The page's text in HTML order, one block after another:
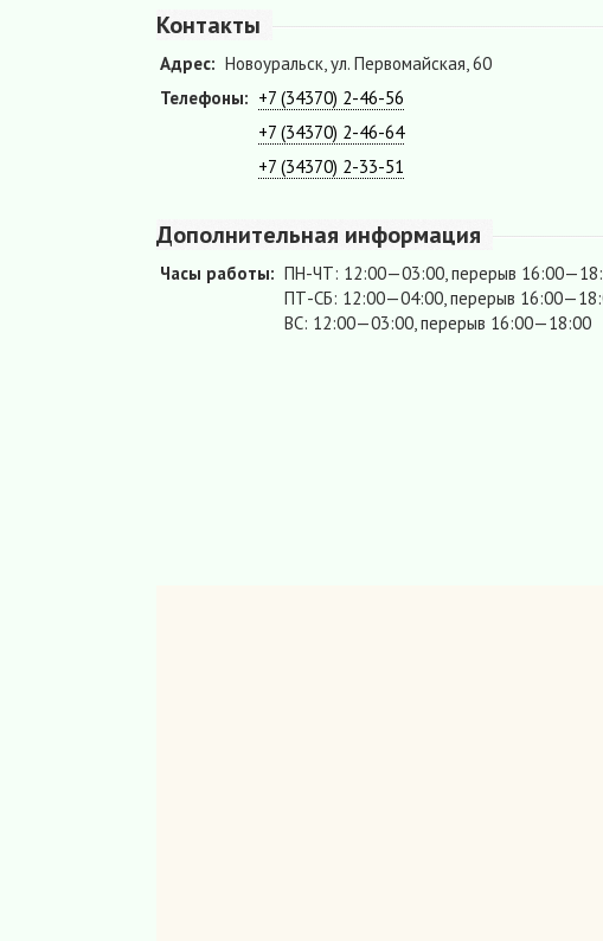
Контакты
Адрес: Новоуральск, ул. Первомайская, 60
Телефоны: +7 (34370) 2-46-56
+7 (34370) 2-46-64
+7 (34370) 2-33-51
Дополнительная информация
Часы работы: ПН-ЧТ: 12:00—03:00, перерыв
ПТ-СБ: 12:00—04:00, перерыв
ВС: 12:00—03:00, перерыв 16:00—18:00